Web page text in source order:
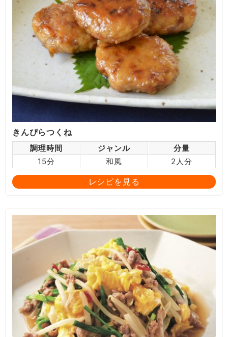
きんぴらつくね
調理時間 ジャンル
分量
15分
和風 2人分
レシピを見る